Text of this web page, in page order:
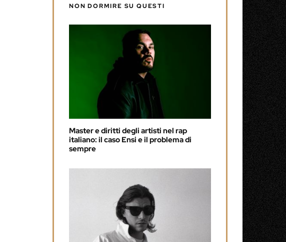
NON DORMIRE SU QUESTI
Master e diritti degli artisti nel rap
italiano: il caso Ensi e il problema di
sempre